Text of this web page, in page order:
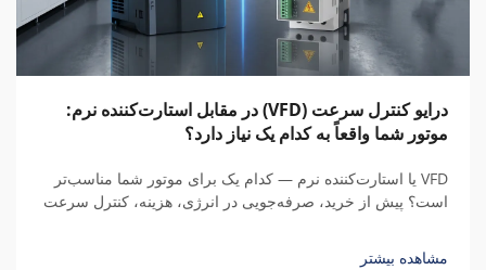
درایو کنترل سرعت (VFD) در مقابل استارت‌کننده نرم:
موتور شما واقعاً به کدام یک نیاز دارد؟
VFD یا استارت‌کننده نرم — کدام یک برای موتور شما مناسب‌تر
است؟ پیش از خرید، صرفه‌جویی در انرژی، هزینه، کنترل سرعت
کنید.
مشاهده بیشتر